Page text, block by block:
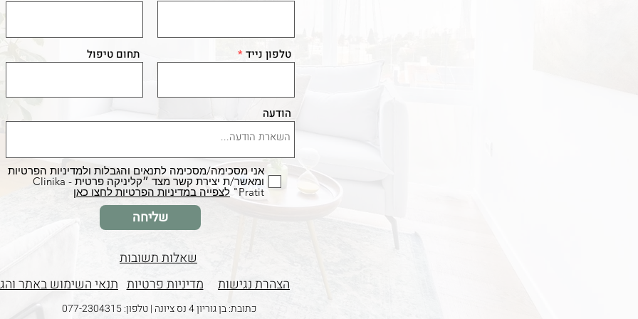
תחום טיפול טלפון נייד
הודעה
אני מסכימה/מסכימה לתנאים והגבלות ולמדיניות הפרטיות
ומאשר/ת יצירת קשר מצד ״קליניקה פרטית - Clinika
Pratit" לצפייה במדיניות הפרטיות לחצו כאן
שליחה
שאלות תשובות
הצהרת נגישות
מדיניות פרטיות תנאי השימוש באתר
כתובת: בן גוריון 4 נס ציונה | טלפון: 077-2304315